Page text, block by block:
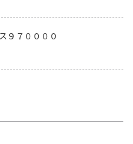
９７００００